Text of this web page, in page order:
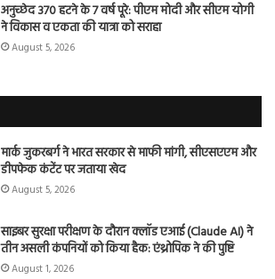
अनुच्छेद 370 हटने के 7 वर्ष पूरे: पीएम मोदी और सीएम योगी
ने विकास व एकता की यात्रा को सराहा
August 5, 2026
मार्क जुकरबर्ग ने भारत सरकार से माफी मांगी, सीएसएएम और
डीपफेक कंटेंट पर जताया खेद
August 5, 2026
साइबर सुरक्षा परीक्षण के दौरान क्लॉड एआई (Claude AI) ने
तीन असली कंपनियों को किया हैक: एंथ्रोपिक ने की पुष्टि
August 1, 2026